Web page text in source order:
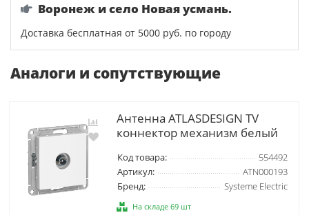
Воронеж и село Новая усмань.
Доставка бесплатная от 5000 руб. по городу
Аналоги и сопутствующие
Антенна ATLASDESIGN TV
коннектор механизм белый
Код товара:
554492
Артикул:
ATN000193
Бренд:
Systeme Electric
На складе 69 шт